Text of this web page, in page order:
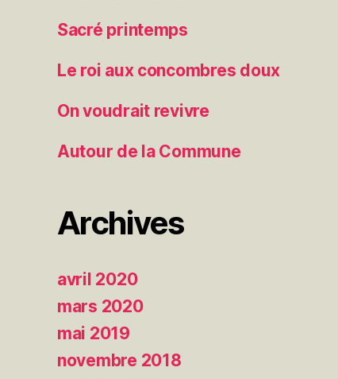
Sacré printemps
Le roi aux concombres doux
On voudrait revivre
Autour de la Commune
Archives
avril 2020
mars 2020
mai 2019
novembre 2018